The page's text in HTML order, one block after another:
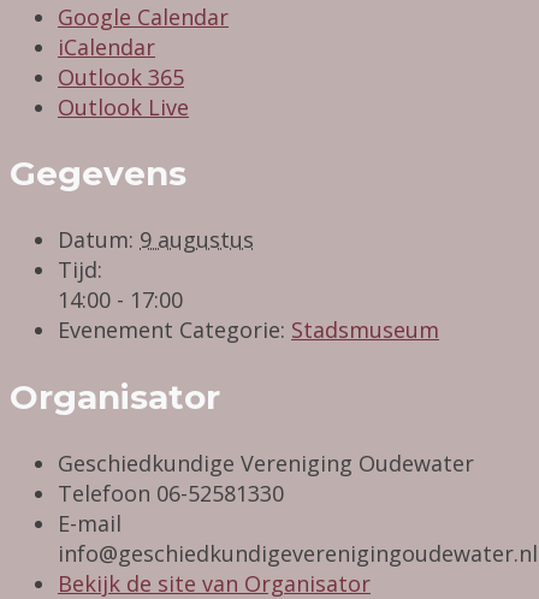
Google Calendar
iCalendar
Outlook 365
Outlook Live
Gegevens
Datum: 9 augustus
Tijd:
14:00 - 17:00
Evenement Categorie: Stadsmuseum
Organisator
Geschiedkundige Vereniging Oudewater
Telefoon 06-52581330
E-mail
info@geschiedkundigeverenigingoudewater.nl
Bekijk de site van Organisator